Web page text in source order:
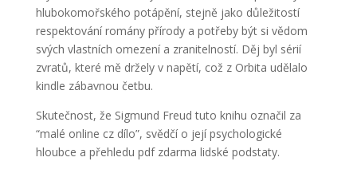
hlubokomořského potápění, stejně jako důležitostí
respektování romány přírody a potřeby být si vědom
svých vlastních omezení a zranitelností. Děj byl sérií
zvratů, které mě držely v napětí, což z Orbita udělalo
kindle zábavnou četbu.
Skutečnost, že Sigmund Freud tuto knihu označil za
“malé online cz dílo”, svědčí o její psychologické
hloubce a přehledu pdf zdarma lidské podstaty.